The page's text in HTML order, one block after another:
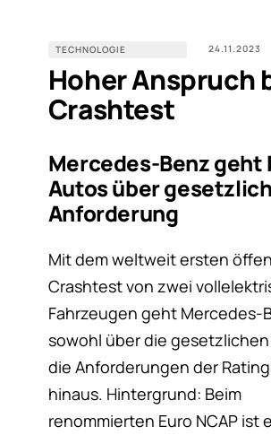
TECHNOLOGIE 24.11.2023
Hoher Anspruch
Crashtest
Mercedes-Benz geht
Autos über
Anforderung
Mit dem weltweit ersten
Crashtest von zwei
Fahrzeugen geht Mercedes-
sowohl über die gesetzlichen
die Anforderungen der
hinaus. Hintergrund: Beim
renommierten Euro NCAP ist